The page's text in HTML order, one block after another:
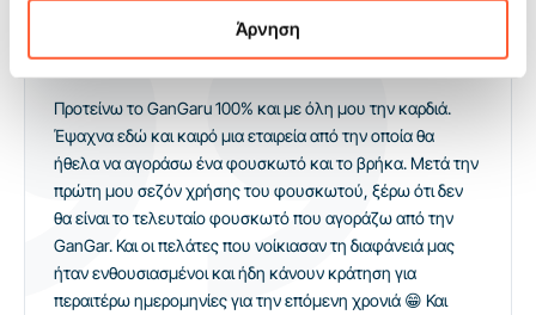
Άρνηση
και εφαρμογή
Προτείνω το GanGaru 100% και με όλη μου την καρδιά.
Έψαχνα εδώ και καιρό μια εταιρεία από την οποία θα
ήθελα να αγοράσω ένα φουσκωτό και το βρήκα. Μετά την
πρώτη μου σεζόν χρήσης του φουσκωτού, ξέρω ότι δεν
θα είναι το τελευταίο φουσκωτό που αγοράζω από την
GanGar. Και οι πελάτες που νοίκιασαν τη διαφάνειά μας
ήταν ενθουσιασμένοι και ήδη κάνουν κράτηση για
περαιτέρω ημερομηνίες για την επόμενη χρονιά 😁 Και